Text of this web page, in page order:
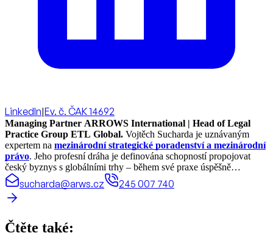
LinkedIn|Ev. č. ČAK 14692
Managing Partner ARROWS International | Head of Legal
Practice Group ETL Global. Vojtěch Sucharda je uznávaným
expertem na mezinárodní strategické poradenství a mezinárodní
právo. Jeho profesní dráha je definována schopností propojovat
český byznys s globálními trhy – během své praxe úspěšně
realizoval právní projekty a koordinoval spolupráci ve více než 70
zemích světa.
sucharda@arws.cz 245 007 740
Čtěte také: